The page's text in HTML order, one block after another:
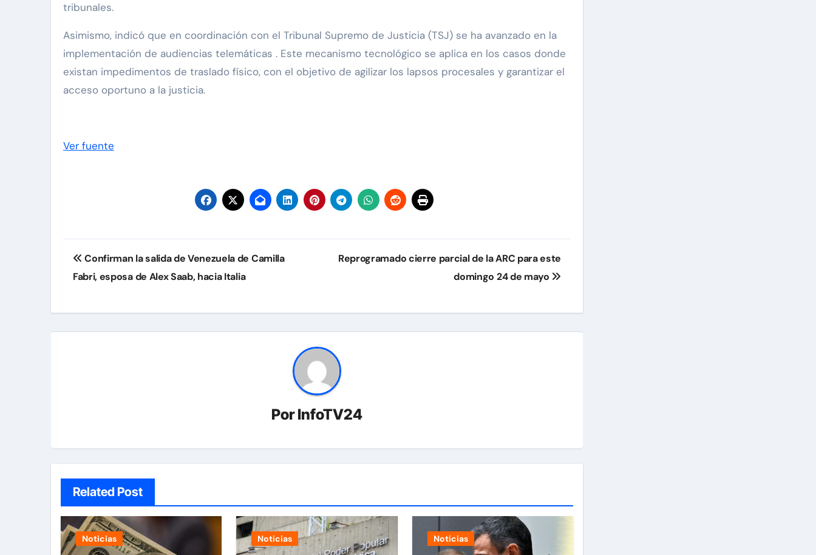
tribunales.
Asimismo, indicó que en coordinación con el Tribunal Supremo de Justicia (TSJ) se ha avanzado en la
implementación de audiencias telemáticas . Este mecanismo tecnológico se aplica en los casos donde
existan impedimentos de traslado físico, con el objetivo de agilizar los lapsos procesales y garantizar el
acceso oportuno a la justicia.
Ver fuente
Navegación
de
Confirman la salida de Venezuela de Camilla
Fabri, esposa de Alex Saab, hacia Italia
Reprogramado cierre parcial de la ARC para este
domingo 24 de mayo
PorInfoTV24
Related Post
Noticias Noticias Noticias